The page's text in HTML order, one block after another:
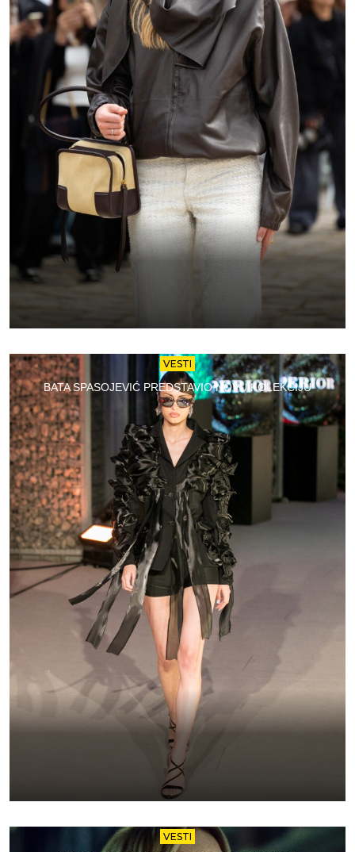
VESTI
BATA SPASOJEVIĆ PREDSTAVIO NOVU KOLEKCIJU
VESTI